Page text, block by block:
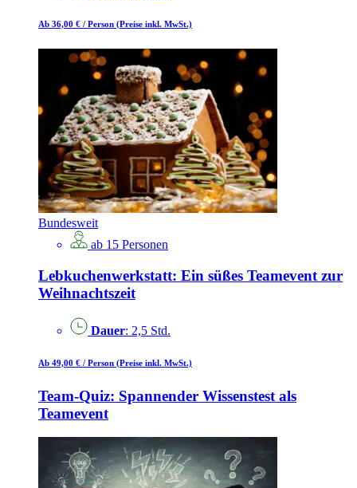
Ab 36,00 € / Person (Preise inkl. MwSt.)
Bundesweit
ab 15 Personen
Lebkuchenwerkstatt: Ein süßes Teamevent zur
Weihnachtszeit
Dauer: 2,5 Std.
Ab 49,00 € / Person (Preise inkl. MwSt.)
Team-Quiz: Spannender Wissenstest als
Teamevent